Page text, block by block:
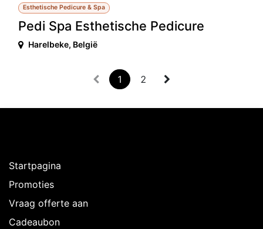
Esthetische Pedicure & Spa
Pedi Spa Esthetische Pedicure
Harelbeke, België
1 2
Startpagina
Promoties
Vraag offerte aan
Cadeaubon